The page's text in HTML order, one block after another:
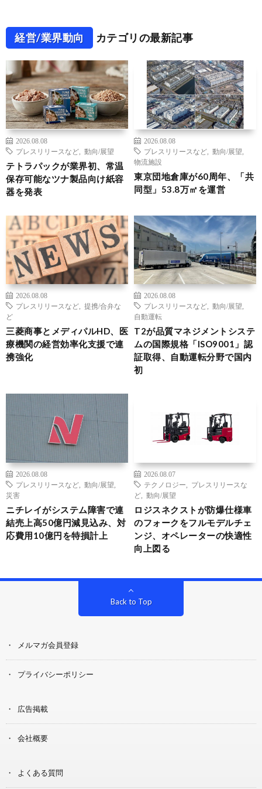
経営/業界動向 カテゴリの最新記事
2026.08.08
プレスリリースなど
動向/展望
テトラパックが業界初、常温
保存可能なツナ製品向け紙容
器を発表
2026.08.08
プレスリリースなど
動向/展望
物流施設
東京団地倉庫が60周年、「共
同型」53.8万㎡を運営
2026.08.08
プレスリリースなど
提携/合弁な
ど
三菱商事とメディパルHD、医
療機関の経営効率化支援で連
携強化
2026.08.08
プレスリリースなど
動向/展望
自動運転
T2が品質マネジメントシステ
ムの国際規格「ISO9001」認
証取得、自動運転分野で国内
初
2026.08.08
プレスリリースなど
動向/展望
災害
ニチレイがシステム障害で連
結売上高50億円減見込み、対
応費用10億円を特損計上
2026.08.07
テクノロジー
プレスリリースな
ど
動向/展望
ロジスネクストが防爆仕様車
のフォークをフルモデルチェ
ンジ、オペレーターの快適性
向上図る
Back to Top
メルマガ会員登録
プライバシーポリシー
広告掲載
会社概要
よくある質問